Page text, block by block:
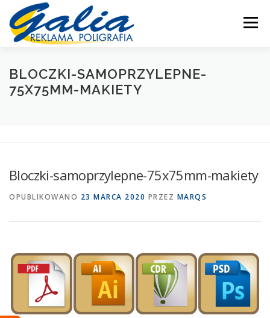
Przejdź
do
treści
Menu
OFERTA PRODUKTY SKLEP DRUKARNIA
BLOCZKI-SAMOPRZYLEPNE-
75X75MM-MAKIETY
Bloczki-samoprzylepne-75x75mm-makiety
OPUBLIKOWANO 23 MARCA 2020 PRZEZ MARQS